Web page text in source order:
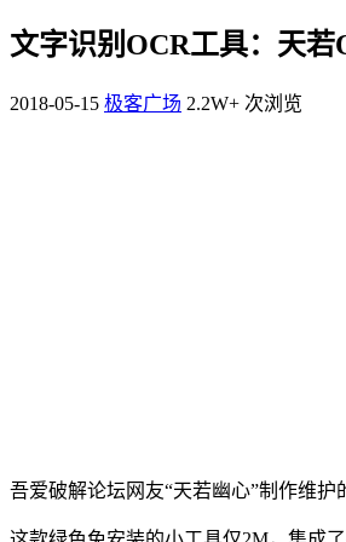
文字识别OCR工具：天若
2018-05-15 极客广场 2.2W+ 次浏览
吾爱破解论坛网友“天若幽心”制作维护